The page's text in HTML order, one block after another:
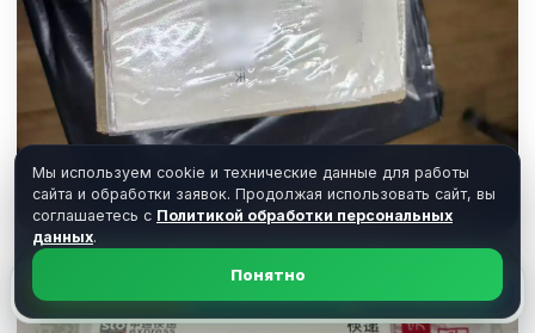
Мы используем cookie и технические данные для работы
сайта и обработки заявок. Продолжая использовать сайт, вы
соглашаетесь с Политикой обработки персональных
данных.
Понятно